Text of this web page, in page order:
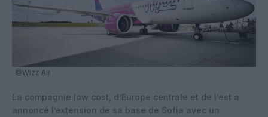
@Wizz Air
La compagnie low cost, d’Europe centrale et de l’est a
annoncé l’extension de sa base de Sofia avec un